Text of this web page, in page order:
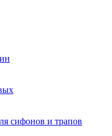
сифонов и трапов